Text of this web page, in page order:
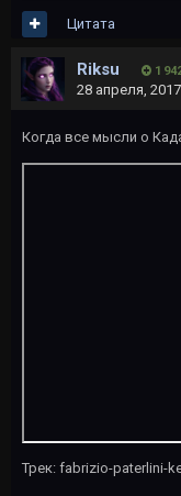
Цитата
Riksu 1
28 апреля, 2017
Когда все мысли о
Трек: fabrizio-paterlini-